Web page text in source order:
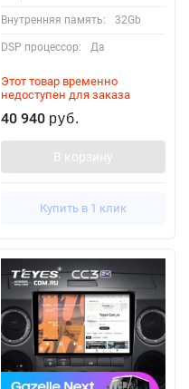
Внутренняя память: 32Gb
DSP процессор: Да
Этот товар временно
недоступен для заказа
40 940 руб.
В корзину
Купить в 1 клик